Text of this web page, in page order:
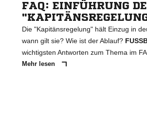
FAQ: EINFÜHRUNG
Die "Kapitänsregelung" hält Einzug in
wann gilt sie? Wie ist der Ablauf?
wichtigsten Antworten zum Thema im
Mehr lesen